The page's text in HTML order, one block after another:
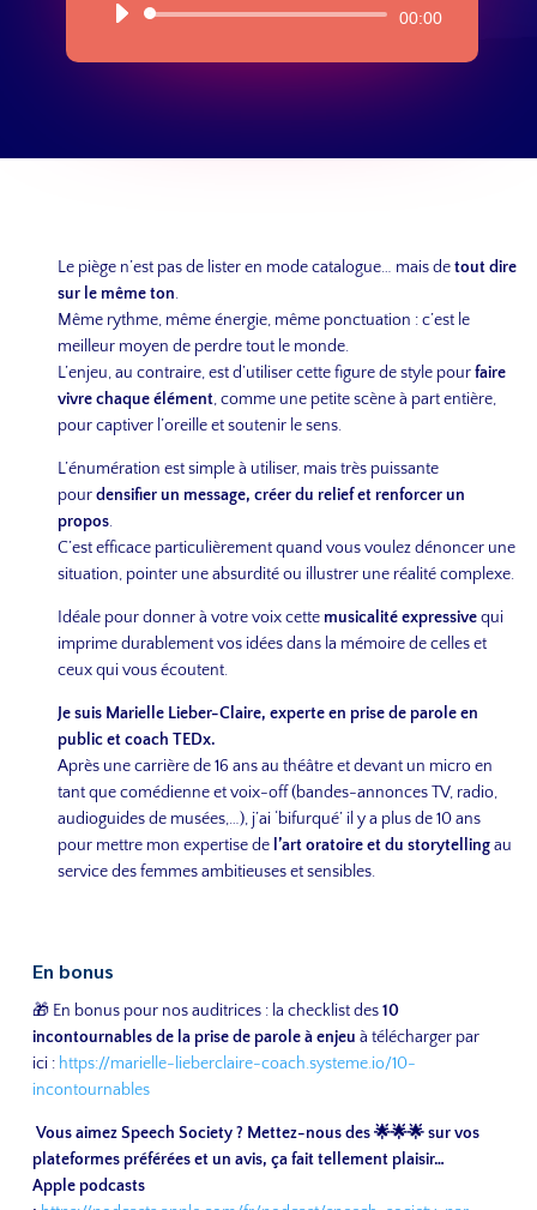
Lecteur
00:00
Le piège n’est pas de lister en mode catalogue… mais de tout dire
sur le même ton.
Même rythme, même énergie, même ponctuation : c’est le
meilleur moyen de perdre tout le monde.
L’enjeu, au contraire, est d’utiliser cette figure de style pour faire
vivre chaque élément, comme une petite scène à part entière,
pour captiver l’oreille et soutenir le sens.
L’énumération est simple à utiliser, mais très puissante
pour densifier un message, créer du relief et renforcer un
propos.
C’est efficace particulièrement quand vous voulez dénoncer une
situation, pointer une absurdité ou illustrer une réalité complexe.
Idéale pour donner à votre voix cette musicalité expressive qui
imprime durablement vos idées dans la mémoire de celles et
ceux qui vous écoutent.
Je suis Marielle Lieber-Claire, experte en prise de parole en
public et coach TEDx.
Après une carrière de 16 ans au théâtre et devant un micro en
tant que comédienne et voix-off (bandes-annonces TV, radio,
audioguides de musées,…), j’ai ‘bifurqué’ il y a plus de 10 ans
pour mettre mon expertise de l’art oratoire et du storytelling au
service des femmes ambitieuses et sensibles.
En bonus
🎁 En bonus pour nos auditrices : la checklist des 10
incontournables de la prise de parole à enjeu à télécharger par
ici : https://marielle-lieberclaire-coach.systeme.io/10-
incontournables
Vous aimez Speech Society ? Mettez-nous des 🌟🌟🌟 sur vos
plateformes préférées et un avis, ça fait tellement plaisir…
Apple podcasts